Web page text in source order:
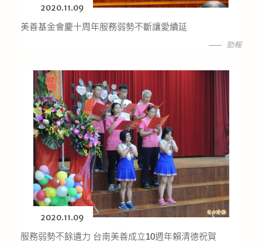
2020.11.09
美善基金會慶十周年服務弱勢不斷讓愛續延
勁報
2020.11.09
服務弱勢不餘遺力 台南美善成立10週年賴清德祝賀